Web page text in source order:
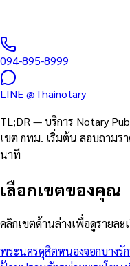
094-895-8999
LINE@Thainotary
TL;DR — บริการ Notary
เขต กทม. เริ่มต้น สอบถามร
นาที
เลือกเขตของคุณ
คลิกเขตด้านล่างเพื่อดูรายล
พระนครดุสิตหนองจอกบางรัก